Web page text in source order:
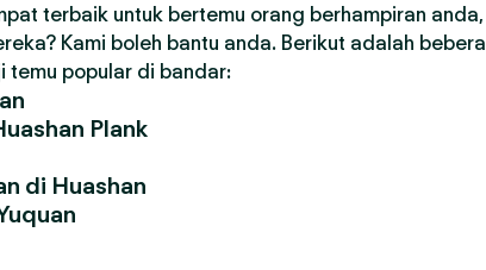
terbaik untuk bertemu orang berhampiran
Kami boleh bantu anda. Berikut adalah
temu popular di bandar:
Plank
di Huashan